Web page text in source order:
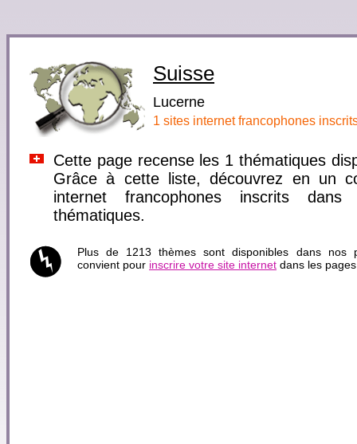
Suisse
Lucerne
1 sites internet francophones
Cette page recense les 1 thématiques
Grâce à cette liste, découvrez en un
internet francophones inscrits
thématiques.
Plus de 1213 thèmes sont disponibles dans nos
convient pour inscrire votre site internet dans les